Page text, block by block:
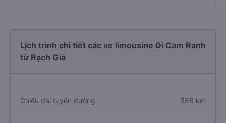
Lịch trình chi tiết các xe limousine Đi Cam Ranh
từ Rạch Giá
Chiều dài tuyến đường 656 km